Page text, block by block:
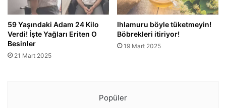
59 Yaşındaki Adam 24 Kilo
Verdi! İşte Yağları Eriten O
Besinler
21 Mart 2025
Ihlamuru böyle tüketmeyin!
Böbrekleri itiriyor!
19 Mart 2025
Popüler